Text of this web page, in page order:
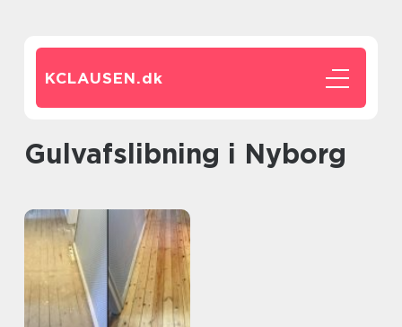
KCLAUSEN.dk
gulvafslibning i Nyborg